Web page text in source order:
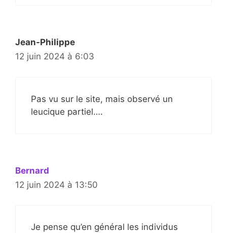
Jean-Philippe
12 juin 2024 à 6:03
Pas vu sur le site, mais observé un
leucique partiel….
Bernard
12 juin 2024 à 13:50
Je pense qu’en général les individus